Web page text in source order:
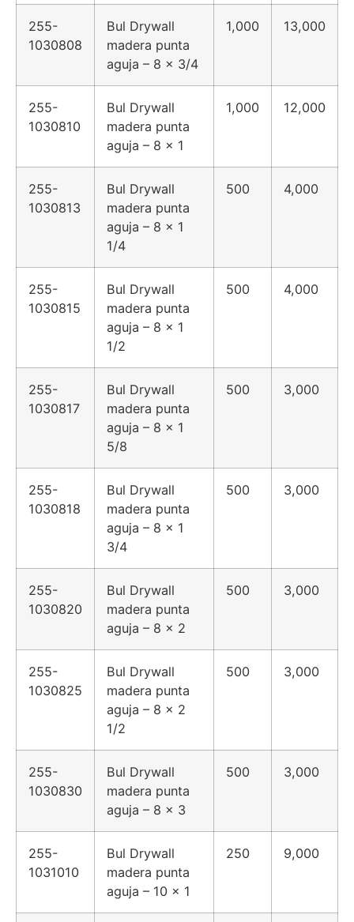
255-
1030808
Bul Drywall
madera punta
aguja – 8 x 3/4
1,000 13,000
255-
1030810
Bul Drywall
madera punta
aguja – 8 x 1
1,000 12,000
255-
1030813
Bul Drywall
madera punta
aguja – 8 x 1
1/4
500 4,000
255-
1030815
Bul Drywall
madera punta
aguja – 8 x 1
1/2
500 4,000
255-
1030817
Bul Drywall
madera punta
aguja – 8 x 1
5/8
500 3,000
255-
1030818
Bul Drywall
madera punta
aguja – 8 x 1
3/4
500 3,000
255-
1030820
Bul Drywall
madera punta
aguja – 8 x 2
500 3,000
255-
1030825
Bul Drywall
madera punta
aguja – 8 x 2
1/2
500 3,000
255-
1030830
Bul Drywall
madera punta
aguja – 8 x 3
500 3,000
255-
1031010
Bul Drywall
madera punta
aguja – 10 x 1
250 9,000